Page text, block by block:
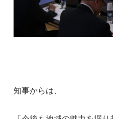
知事からは、